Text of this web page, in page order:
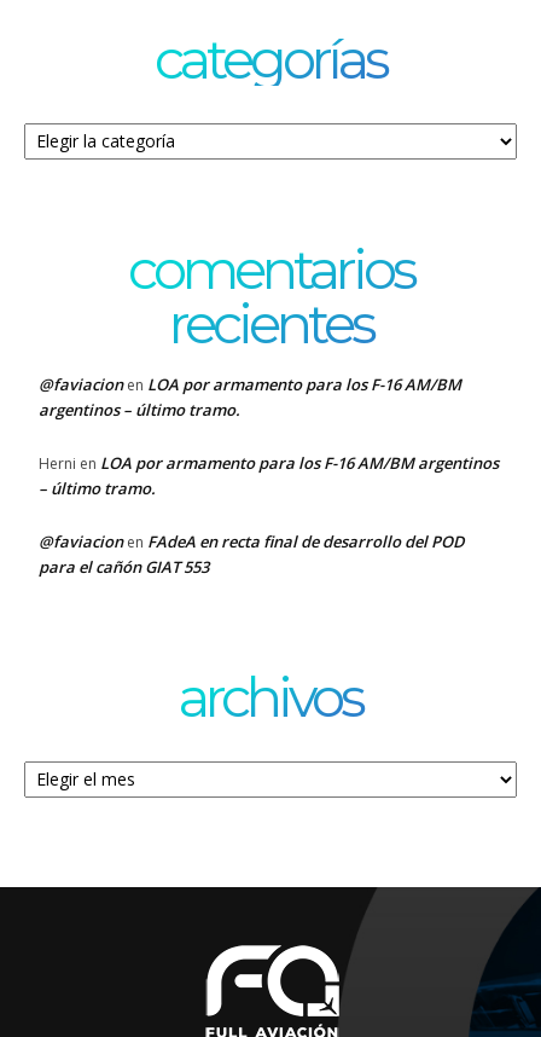
categorías
Categorías
comentarios
recientes
@faviacionen LOA por armamento para los F-16 AM/BM
argentinos – último tramo.
Herni en LOA por armamento para los F-16 AM/BM argentinos
– último tramo.
@faviacionen FAdeA en recta final de desarrollo del POD
para el cañón GIAT 553
archivos
Archivos